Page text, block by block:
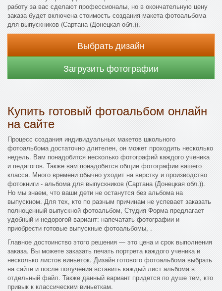
работу за вас сделают профессионалы, но в окончательную цену
заказа будет включена стоимость создания макета фотоальбома
для выпускников (Сартана (Донецкая обл.)).
Выбрать дизайн
Загрузить фотографии
Купить готовый фотоальбом онлайн
на сайте
Процесс создания индивидуальных макетов школьного
фотоальбома достаточно длителен, он может проходить несколько
недель. Вам понадобится несколько фотографий каждого ученика
и педагогов. Также вам понадобятся общие фотографии вашего
класса. Много времени обычно уходит на верстку и производство
фотокниги - альбома для выпускников (Сартана (Донецкая обл.)).
Но мы знаем, что ваши дети не останутся без альбома на
выпускном. Для тех, кто по разным причинам не успевает заказать
полноценный выпускной фотоальбом, Студия Форма предлагает
удобный и недорогой вариант: напечатать фотографии и
приобрести готовые выпускные фотоальбомы, .
Главное достоинство этого решения — это цена и срок выполнения
заказа. Вы можете заказать печать портрета каждого ученика и
несколько листов виньеток. Дизайн готового фотоальбома выбрать
на сайте и после получения вставить каждый лист альбома в
отдельный файл. Также данный вариант придется по душе тем, кто
привык к классическим виньеткам.